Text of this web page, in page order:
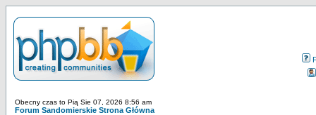
Obecny czas to Pią Sie 07, 2026 8:56 am
Forum Sandomierskie Strona Główna